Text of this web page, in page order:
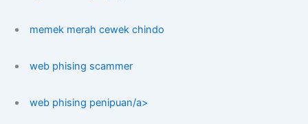
memek merah cewek chindo
web phising scammer
web phising penipuan/a>